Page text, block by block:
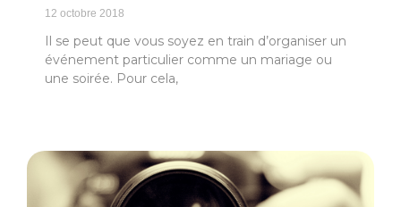
12 octobre 2018
Il se peut que vous soyez en train d’organiser un
événement particulier comme un mariage ou
une soirée. Pour cela,